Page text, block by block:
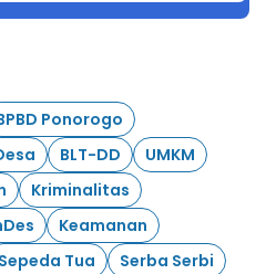
Ponorogo
BLT-DD
UMKM
Kriminalitas
Keamanan
Sepeda Tua
Serba Serbi